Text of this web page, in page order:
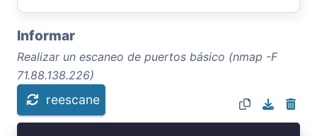
Informar
Realizar un escaneo de puertos básico (nmap -F
71.88.138.226)
reescane